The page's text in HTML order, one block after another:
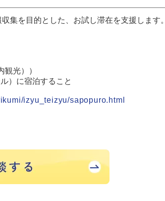
集を目的とした、お試し滞在を支援します。
光））
）に宿泊すること
izyu_teizyu/sapopuro.html